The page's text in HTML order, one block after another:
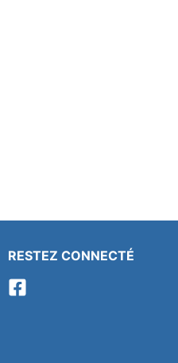
RESTEZ CONNECTÉ